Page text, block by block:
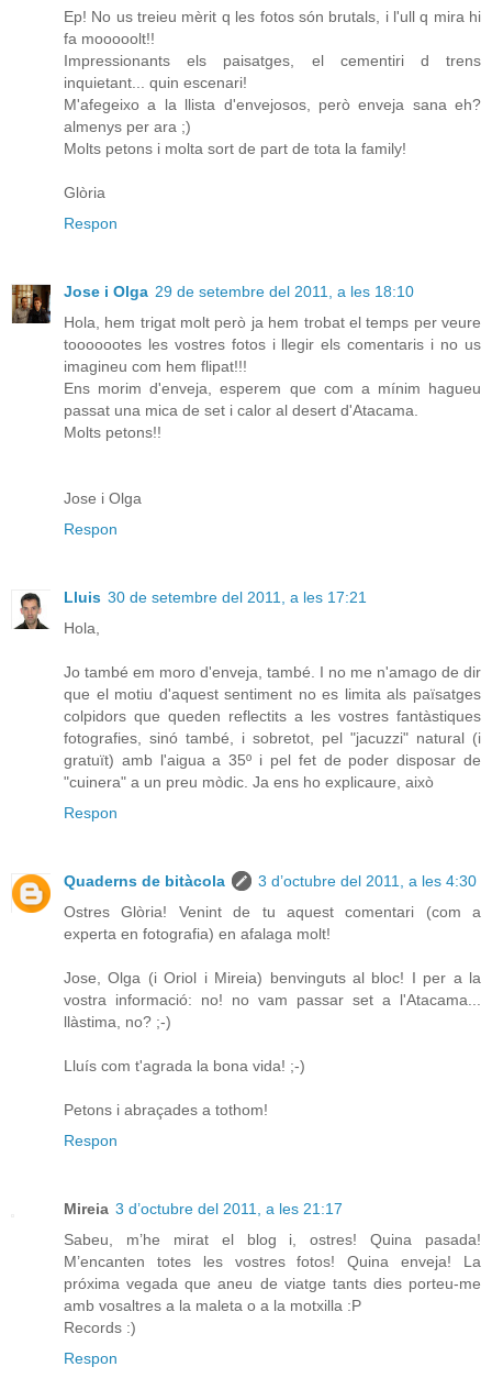
Ep! No us treieu mèrit q les fotos són brutals, i l'ull q mira hi
fa mooooolt!!
Impressionants els paisatges, el cementiri d trens
inquietant... quin escenari!
M'afegeixo a la llista d'envejosos, però enveja sana eh?
almenys per ara ;)
Molts petons i molta sort de part de tota la family!
Glòria
Respon
Jose i Olga 29 de setembre del 2011, a les 18:10
Hola, hem trigat molt però ja hem trobat el temps per veure
tooooootes les vostres fotos i llegir els comentaris i no us
imagineu com hem flipat!!!
Ens morim d'enveja, esperem que com a mínim hagueu
passat una mica de set i calor al desert d'Atacama.
Molts petons!!
Jose i Olga
Respon
Lluis 30 de setembre del 2011, a les 17:21
Hola,
Jo també em moro d'enveja, també. I no me n'amago de dir
que el motiu d'aquest sentiment no es limita als païsatges
colpidors que queden reflectits a les vostres fantàstiques
fotografies, sinó també, i sobretot, pel "jacuzzi" natural (i
gratuït) amb l'aigua a 35º i pel fet de poder disposar de
"cuinera" a un preu mòdic. Ja ens ho explicaure, això
Respon
Quaderns de bitàcola
3 d’octubre del 2011, a les 4:30
Ostres Glòria! Venint de tu aquest comentari (com a
experta en fotografia) en afalaga molt!
Jose, Olga (i Oriol i Mireia) benvinguts al bloc! I per a la
vostra informació: no! no vam passar set a l'Atacama...
llàstima, no? ;-)
Lluís com t'agrada la bona vida! ;-)
Petons i abraçades a tothom!
Respon
Mireia 3 d’octubre del 2011, a les 21:17
Sabeu, m’he mirat el blog i, ostres! Quina pasada!
M’encanten totes les vostres fotos! Quina enveja! La
próxima vegada que aneu de viatge tants dies porteu-me
amb vosaltres a la maleta o a la motxilla :P
Records :)
Respon